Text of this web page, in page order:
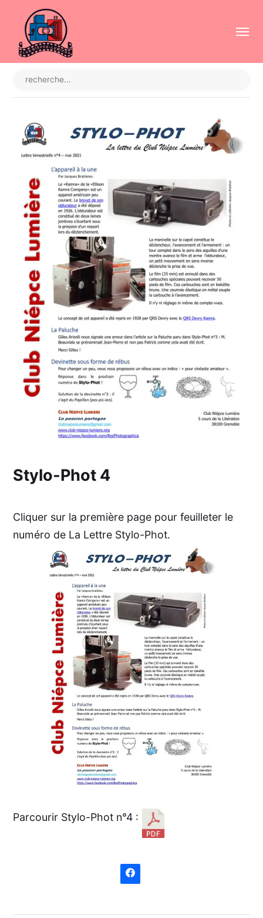
Stylo-Phot 4
Cliquer sur la première page pour feuilleter le
numéro de La Lettre Stylo-Phot.
Parcourir Stylo-Phot n°4 :